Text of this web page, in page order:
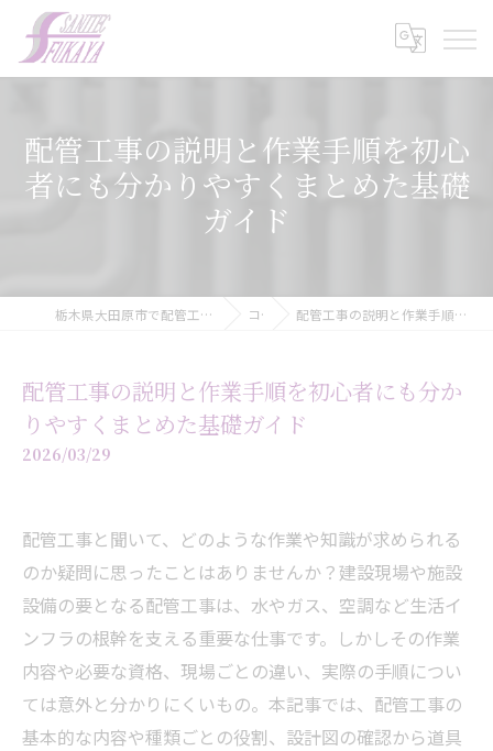
配管工事の説明と作業手順を初心
者にも分かりやすくまとめた基礎
ガイド
栃木県大田原市で配管工事の求人なら株式会社サニテック・フカヤ コラム 配管工事の説明と作業手順を初心者にも分かりやすくまとめた基礎ガイド
配管工事の説明と作業手順を初心者にも分か
りやすくまとめた基礎ガイド
2026/03/29
配管工事と聞いて、どのような作業や知識が求められる
のか疑問に思ったことはありませんか？建設現場や施設
設備の要となる配管工事は、水やガス、空調など生活イ
ンフラの根幹を支える重要な仕事です。しかしその作業
内容や必要な資格、現場ごとの違い、実際の手順につい
ては意外と分かりにくいもの。本記事では、配管工事の
基本的な内容や種類ごとの役割、設計図の確認から道具